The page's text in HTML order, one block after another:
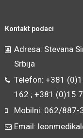
Kontakt podaci
Adresa: Stevana
Srbija
Telefon: +381
162 ; +381 (0)15
Mobilni: 062/887-
Email: